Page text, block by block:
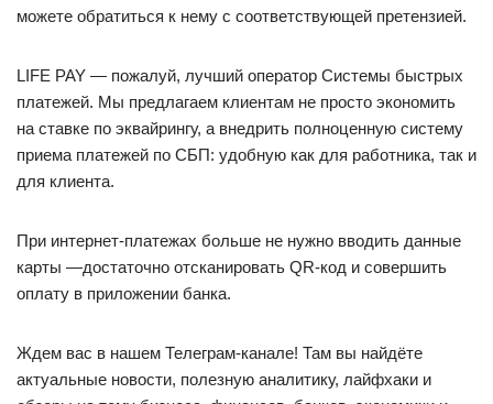
можете обратиться к нему с соответствующей претензией.
LIFE PAY — пожалуй, лучший оператор Системы быстрых
платежей. Мы предлагаем клиентам не просто экономить
на ставке по эквайрингу, а внедрить полноценную систему
приема платежей по СБП: удобную как для работника, так и
для клиента.
При интернет-платежах больше не нужно вводить данные
карты —достаточно отсканировать QR-код и совершить
оплату в приложении банка.
Ждем вас в нашем Телеграм-канале! Там вы найдёте
актуальные новости, полезную аналитику, лайфхаки и